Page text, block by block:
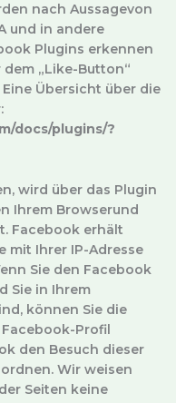
nach Aussagevon
und in andere
Plugins erkennen
„Like-Button“
Übersicht über die
docs/plugins/?
wird über das Plugin
Ihrem Browserund
Facebook erhält
mit Ihrer IP-Adresse
Sie den Facebook
Sie in Ihrem
können Sie die
Profil
den Besuch dieser
Wir weisen
Seiten keine